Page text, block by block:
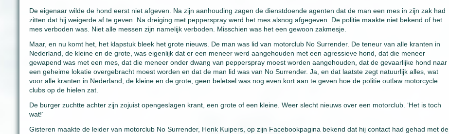
De eigenaar wilde de hond eerst niet afgeven. Na zijn aanhouding zagen de dienstdoende agenten dat de man een mes in zijn zak had
zitten dat hij weigerde af te geven. Na dreiging met pepperspray werd het mes alsnog afgegeven. De politie maakte niet bekend of het
mes verboden was. Niet alle messen zijn namelijk verboden. Misschien was het een gewoon zakmesje.
Maar, en nu komt het, het klapstuk bleek het grote nieuws. De man was lid van motorclub No Surrender. De teneur van alle kranten in
Nederland, de kleine en de grote, was eigenlijk dat er een meneer werd aangehouden met een agressieve hond, dat die meneer
gewapend was met een mes, dat die meneer onder dwang van pepperspray moest worden aangehouden, dat de gevaarlijke hond naar
een geheime lokatie overgebracht moest worden en dat de man lid was van No Surrender. Ja, en dat laatste zegt natuurlijk alles, wat
voor alle kranten in Nederland, de kleine en de grote, geen beletsel was nog even kort aan te geven hoe de politie outlaw motorcycle
clubs op de hielen zat.
De burger zuchtte achter zijn zojuist opengeslagen krant, een grote of een kleine. Weer slecht nieuws over een motorclub. ‘Het is toch
wat!’
Gisteren maakte de leider van motorclub No Surrender, Henk Kuipers, op zijn Facebookpagina bekend dat hij contact had gehad met de